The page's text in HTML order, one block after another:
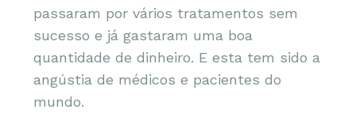
passaram por vários tratamentos sem
sucesso e já gastaram uma boa
quantidade de dinheiro. E esta tem sido a
angústia de médicos e pacientes do
mundo.